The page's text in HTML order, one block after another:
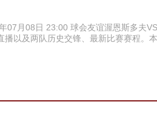
07月08日 23:00 球会友谊渥恩斯多夫
以及两队历史交锋、最新比赛赛程